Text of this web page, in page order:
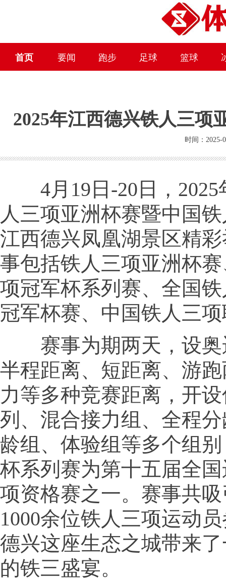
首页 要闻 跑步 足球 篮球
2025年江西德兴铁人三项
时间：2025-
4月19日-20日，2025
人三项亚洲杯赛暨中国
江西德兴凤凰湖景区精
事包括铁人三项亚洲杯
项冠军杯系列赛、全国
冠军杯赛、中国铁人三
赛事为期两天，设奥
半程距离、短距离、游
力等多种竞赛距离，开
列、混合接力组、全程
龄组、体验组等多个组
杯系列赛为第十五届全
项资格赛之一。赛事共
1000余位铁人三项运动
德兴这座生态之城带来
的铁三盛宴。